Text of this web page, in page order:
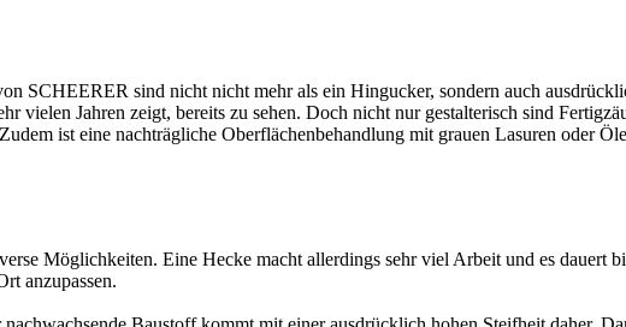
SCHEERER sind nicht nicht mehr als ein Hingucker, sondern auch
vielen Jahren zeigt, bereits zu sehen. Doch nicht nur gestalterisch sind
ist eine nachträgliche Oberflächenbehandlung mit grauen Lasuren oder
Möglichkeiten. Eine Hecke macht allerdings sehr viel Arbeit und es dauert
anzupassen.